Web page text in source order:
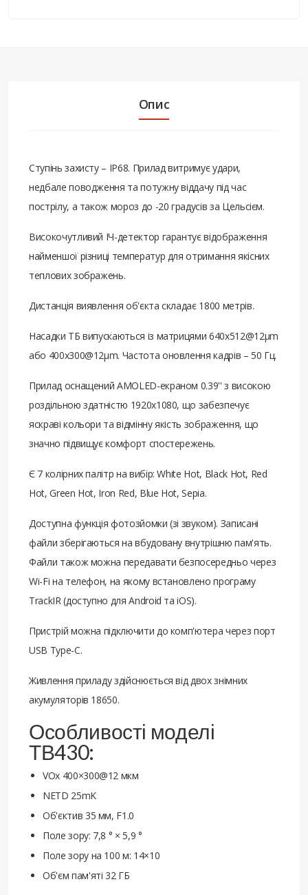
Опис
Ступінь захисту – IP68. Прилад витримує удари,
недбале поводження та потужну віддачу під час
пострілу, а також мороз до -20 градусів за Цельсієм.
Високочутливий ІЧ-детектор гарантує відображення
найменшої різниці температур для отримання якісних
теплових зображень.
Дистанція виявлення об'єкта складає 1800 метрів.
Насадки ТБ випускаються із матрицями 640x512@12μm
або 400х300@12μm. Частота оновлення кадрів – 50 Гц.
Прилад оснащений AMOLED-екраном 0.39'' з високою
роздільною здатністю 1920x1080, що забезпечує
яскраві кольори та відмінну якість зображення, що
значно підвищує комфорт спостережень.
Є 7 колірних палітр на вибір: White Hot, Black Hot, Red
Hot, Green Hot, Iron Red, Blue Hot, Sepia.
Доступна функція фотозйомки (зі звуком). Записані
файли зберігаються на вбудовану внутрішню пам'ять.
Файли також можна передавати безпосередньо через
Wi-Fi на телефон, на якому встановлено програму
TrackIR (доступно для Android та iOS).
Пристрій можна підключити до комп'ютера через порт
USB Type-C.
Живлення приладу здійснюється від двох знімних
акумуляторів 18650.
Особливості моделі
ТВ430:
VOx 400×300@12 мкм
NETD 25mK
Об'єктив 35 мм, F1.0
Поле зору: 7,8 ° × 5,9 °
Поле зору на 100 м: 14×10
Об'єм пам'яті 32 ГБ